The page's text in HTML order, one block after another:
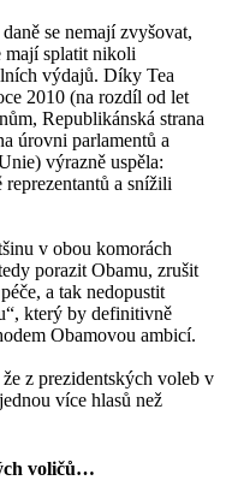
se nemají zvyšovat,
mají splatit nikoli
výdajů. Díky Tea
2010 (na rozdíl od let
Republikánská strana
úrovni parlamentů a
výrazně uspěla:
a snížili
v obou komorách
porazit Obamu, zrušit
a tak nedopustit
který by definitivně
Obamovou ambicí.
z prezidentských voleb v
více hlasů než
voličů…